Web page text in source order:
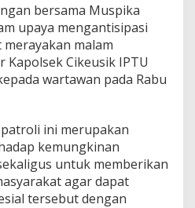
bersama Muspika
upaya mengantisipasi
malam
Cikeusik IPTU
wartawan pada Rabu
ini merupakan
kemungkinan
untuk memberikan
agar dapat
tersebut dengan